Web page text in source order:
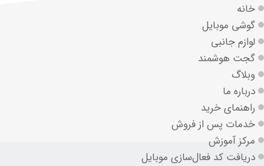
خانه
گوشی موبایل
لوازم جانبی
گجت هوشمند
وبلاگ
درباره ما
راهنمای خرید
خدمات پس از فروش
مرکز آموزش
دریافت کد فعال‌سازی موبایل